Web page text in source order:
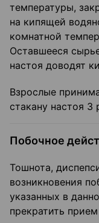
температуры,
на кипящей
комнатной
Оставшееся
настоя доводят
Взрослые
стакану настоя 3
Побочное
Тошнота,
возникновения
указанных в
прекратить